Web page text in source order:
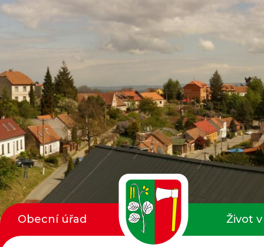
Obecní úřad Život